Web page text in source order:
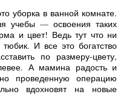
уборка в ванной комнате.
учебы — освоения таких
и цвет! Ведь тут что ни
И все это богатство
по размеру-цвету,
А мамина радость и
проведенную операцию
вдохновят на новые